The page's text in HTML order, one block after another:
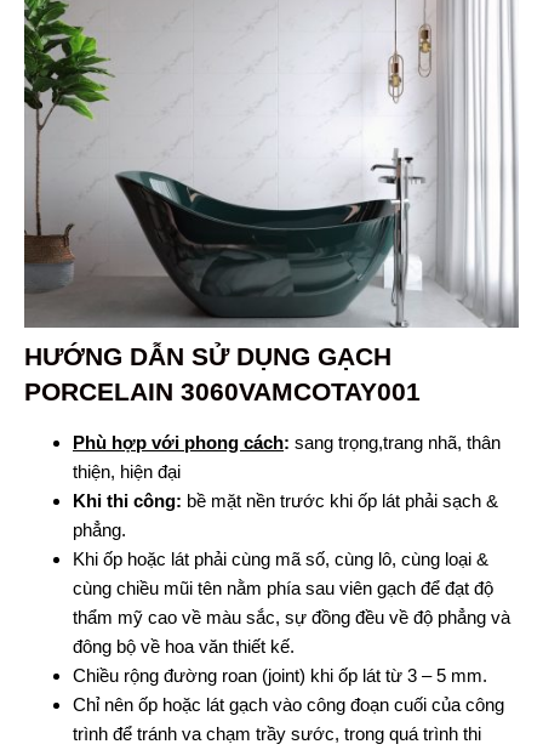
HƯỚNG DẪN SỬ DỤNG GẠCH
PORCELAIN 3060VAMCOTAY001
Phù hợp với phong cách: sang trọng,trang nhã, thân
thiện, hiện đại
Khi thi công: bề mặt nền trước khi ốp lát phải sạch &
phẳng.
Khi ốp hoặc lát phải cùng mã số, cùng lô, cùng loại &
cùng chiều mũi tên nằm phía sau viên gạch để đạt độ
thẩm mỹ cao về màu sắc, sự đồng đều về độ phẳng và
đông bộ về hoa văn thiết kế.
Chiều rộng đường roan (joint) khi ốp lát từ 3 – 5 mm.
Chỉ nên ốp hoặc lát gạch vào công đoạn cuối của công
trình để tránh va chạm trầy sước, trong quá trình thi